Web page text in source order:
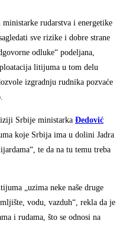
rudarstva i energetike
sve rizike i dobre strane
odluke“ podeljana,
litijuma u tom delu
izgradnju rudnika pozvaće
Srbije ministarka Đedović
koje Srbija ima u dolini Jadra
te da na tu temu treba
„uzima neke naše druge
vodu, vazduh“, rekla da je
i rudama, što se odnosi na